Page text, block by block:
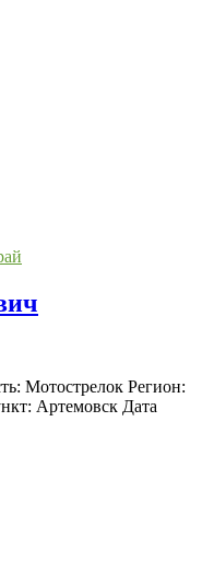
Мотострелок Регион:
Артемовск Дата